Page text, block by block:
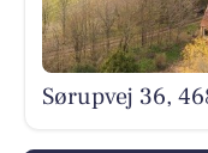
Sørupvej 36,